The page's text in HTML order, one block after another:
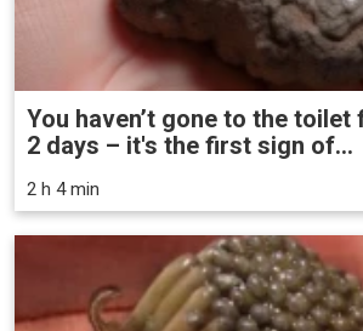
You haven’t gone to the
2 days – it's the first sign of...
2 h 4 min